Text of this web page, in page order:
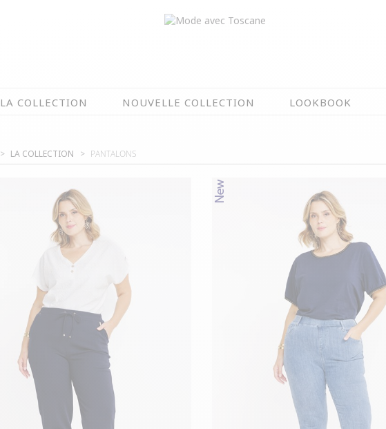
LA COLLECTION NOUVELLE COLLECTION LOOKBOOK
JUPES
ACCESSOIRES
PARKAS & IMPERS
MANTEAUX
ÉTÉ EN FLEURS
MEILLEURES VENTES
LES PRIX TOSCANE
LA COLLECTION PANTALONS